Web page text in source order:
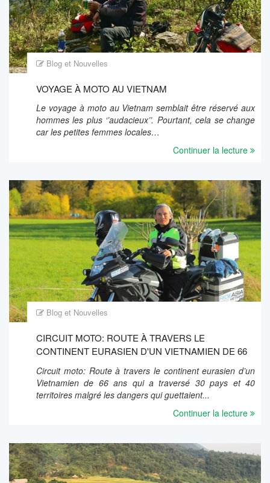
Blog et Nouvelles
VOYAGE À MOTO AU VIETNAM
Le voyage à moto au Vietnam semblait être réservé aux
hommes les plus ‘’audacieux’’. Pourtant, cela se change
car les petites femmes locales…
Continuer la lecture
Blog et Nouvelles
CIRCUIT MOTO: ROUTE À TRAVERS LE
CONTINENT EURASIEN D'UN VIETNAMIEN DE 66
Circuit moto: Route à travers le continent eurasien d’un
Vietnamien de 66 ans qui a traversé 30 pays et 40
territoires malgré les dangers qui guettaient...
Continuer la lecture